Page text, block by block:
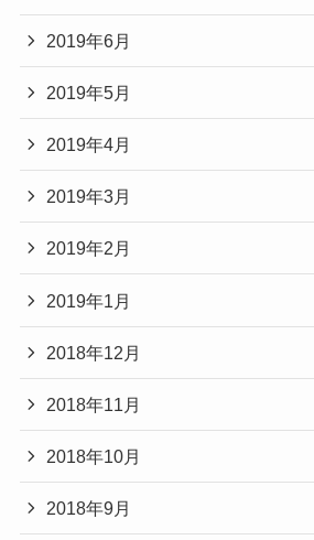
2019年6月
2019年5月
2019年4月
2019年3月
2019年2月
2019年1月
2018年12月
2018年11月
2018年10月
2018年9月